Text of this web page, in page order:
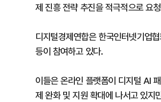
제 진흥 전략 추진을 적극적으로 요
디지털경제연합은 한국인터넷기업
등이 참여하고 있다.
이들은 온라인 플랫폼이 디지털 AI
제 완화 및 지원 확대에 나서고 있지